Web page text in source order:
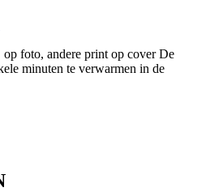
foto, andere print op cover De
minuten te verwarmen in de